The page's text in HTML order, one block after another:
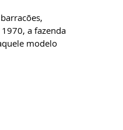
a fazenda
modelo